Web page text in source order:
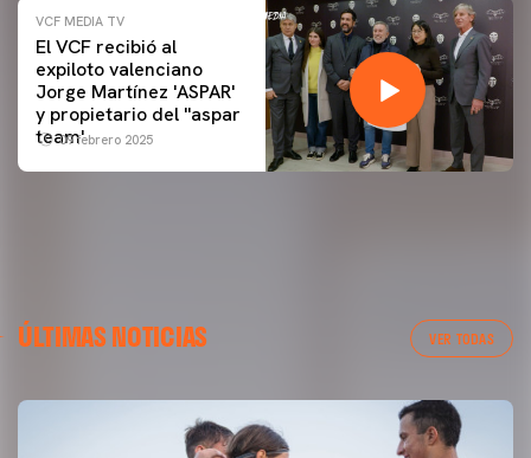
VCF MEDIA TV
El VCF recibió al
expiloto valenciano
Jorge Martínez 'ASPAR'
y propietario del ''aspar
team'
09 febrero 2025
ÚLTIMAS NOTICIAS VER TODAS